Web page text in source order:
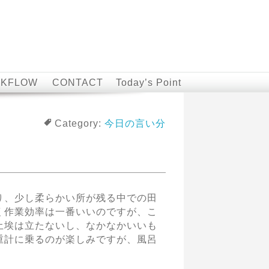
CONTACT Today’s Point
Category: 今日の言い分
少し柔らかい所が残る中での田
業効率は一番いいのですが、こ
は立たないし、なかなかいいも
に乗るのが楽しみですが、風呂